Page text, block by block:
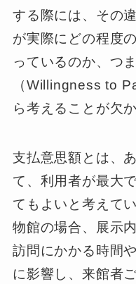
する際には、その
が実際にどの程度
っているのか、つ
（Willingness to
ら考えることが欠
支払意思額とは、
て、利用者が最大
てもよいと考えて
物館の場合、展示
訪問にかかる時間
に影響し、来館者